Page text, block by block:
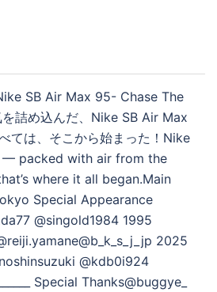
SB Air Max 95- Chase The
詰め込んだ、Nike SB Air Max
は、そこから始まった！Nike
— packed with air from the
where it all began.Main
Special Appearance
@singold1984 1995
2025
@kdb0i924
Special Thanks@buggye_